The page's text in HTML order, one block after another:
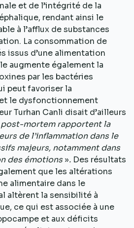
et de l’intégrité de la
rendant ainsi le
à l’afflux de substances
La consommation de
issus d’une alimentation
augmente également la
par les bactéries
peut favoriser la
le dysfonctionnement
Turhan Canli disait d’ailleurs
mortem rapportent la
de l’inflammation dans le
majeurs, notamment dans
des émotions ». Des résultats
que les altérations
alimentaire dans le
altèrent la sensibilité à
ce qui est associée à une
et aux déficits